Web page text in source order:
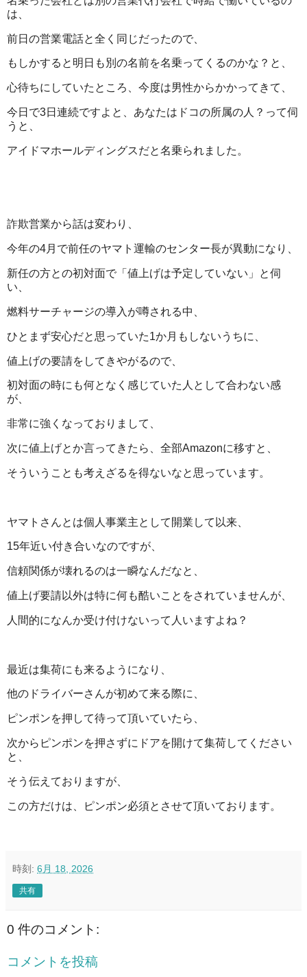
は、
前日の営業電話と全く同じだったので、
もしかすると明日も別の名前を名乗ってくるのかな？と、
心待ちにしていたところ、今度は男性からかかってきて、
今日で3日連続ですよと、あなたはドコの所属の人？って伺
うと、
アイドマホールディングスだと名乗られました。
詐欺営業から話は変わり、
今年の4月で前任のヤマト運輸のセンター長が異動になり、
新任の方との初対面で「値上げは予定していない」と伺
い、
燃料サーチャージの導入が噂される中、
ひとまず安心だと思っていた1か月もしないうちに、
値上げの要請をしてきやがるので、
初対面の時にも何となく感じていた人として合わない感
が、
非常に強くなっておりまして、
次に値上げとか言ってきたら、全部Amazonに移すと、
そういうことも考えざるを得ないなと思っています。
ヤマトさんとは個人事業主として開業して以来、
15年近い付き合いなのですが、
信頼関係が壊れるのは一瞬なんだなと、
値上げ要請以外は特に何も酷いことをされていませんが、
人間的になんか受け付けないって人いますよね？
最近は集荷にも来るようになり、
他のドライバーさんが初めて来る際に、
ピンポンを押して待って頂いていたら、
次からピンポンを押さずにドアを開けて集荷してください
と、
そう伝えておりますが、
この方だけは、ピンポン必須とさせて頂いております。
時刻: 6月 18, 2026
共有
0 件のコメント:
コメントを投稿